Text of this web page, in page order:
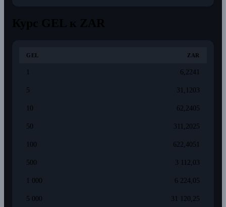
GEL ZAR
1 6,2241
5 31,1203
10 62,2405
50 311,2025
100 622,4051
500 3 112,03
1 000 6 224,05
5 000 31 120,25